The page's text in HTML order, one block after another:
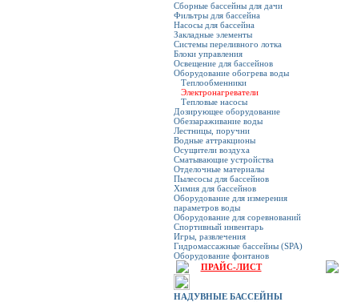
Сборные бассейны для дачи
Фильтры для бассейна
Насосы для бассейна
Закладные элементы
Системы переливного лотка
Блоки управления
Освещение для бассейнов
Оборудование обогрева воды
Теплообменники
Электронагреватели
Тепловые насосы
Дозирующее оборудование
Обеззараживание воды
Лестницы, поручни
Водные аттракционы
Осущители воздуха
Сматывающие устройства
Отделочные материалы
Пылесосы для бассейнов
Химия для бассейнов
Оборудование для измерения
параметров воды
Оборудование для соревнований
Спортивный инвентарь
Игры, развлечения
Гидромассажные бассейны (SPA)
Оборудование фонтанов
ПРАЙС-ЛИСТ
НАДУВНЫЕ БАССЕЙНЫ